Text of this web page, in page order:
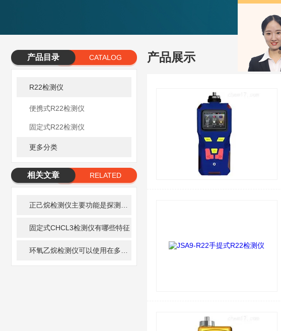
产品目录 CATALOG
R22检测仪
便携式R22检测仪
固定式R22检测仪
更多分类
相关文章
RELATED
固定式CHCL3检测仪有哪些特征
产品展示